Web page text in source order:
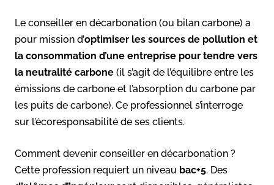
Le conseiller en décarbonation (ou bilan carbone) a
pour mission d’optimiser les sources de pollution et
la consommation d’une entreprise pour tendre vers
la neutralité carbone (il s’agit de l’équilibre entre les
émissions de carbone et l’absorption du carbone par
les puits de carbone). Ce professionnel s’interroge
sur l’écoresponsabilité de ses clients.
Comment devenir conseiller en décarbonation ?
Cette profession requiert un niveau bac+5. Des